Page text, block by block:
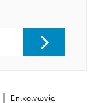
Επικοινωνία